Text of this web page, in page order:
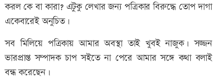
করল কে বা কারা? এটুকু লেখার জন্য পত্রিকার বিরুদ্ধে তোপ দাগা
একেবারেই অনুচিত।
সব মিলিয়ে পত্রিকায় আমার অবস্থা তাই খুবই নাজুক। সজ্জন
ভারপ্রাপ্ত সম্পাদক চাপ সইতে না পেরে আমার সঙ্গে কথা বলাই
বন্ধ করেছেন।